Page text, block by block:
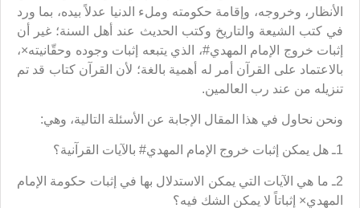
الأنظار، وخروجه، وإقامة حكومته وملء الدنيا عدلاً بيده، بما ورد
في كتب الشيعة والتاريخ وكتب الحديث عند أهل السنة؛ غير أن
إثبات خروج الإمام المهدي#، الذي يتبعه إثبات وجوده وحقّانيته×،
بالاعتماد على القرآن أمر له أهمية بالغة؛ لأن القرآن كتاب قد تم
تنزيله من عند رب العالمين.
ونحن نحاول في هذا المقال الإجابة عن الأسئلة التالية، وهي:
1ـ هل يمكن إثبات خروج الإمام المهدي# بالآيات القرآنية؟
2ـ ما هي الآيات التي يمكن الاستدلال بها في إثبات حكومة الإمام
المهدي× إثباتاً لا يمكن الشك فيه؟